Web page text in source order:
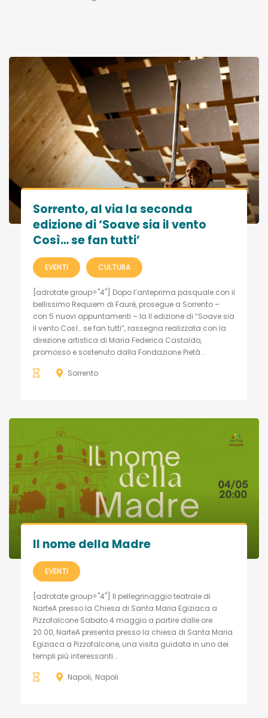
Sorrento, al via la seconda
edizione di ‘Soave sia il vento
Così… se fan tutti’
EVENTI CULTURA
[adrotate group="4"] Dopo l’anteprima pasquale con il
bellissimo Requiem di Fauré, prosegue a Sorrento –
con 5 nuovi appuntamenti – la II edizione di “Soave sia
il vento Così… se fan tutti”, rassegna realizzata con la
direzione artistica di Maria Federica Castaldo,
promosso e sostenuto dalla Fondazione Pietà...
Sorrento
Il nome della Madre
EVENTI
[adrotate group="4"] Il pellegrinaggio teatrale di
NarteA presso la Chiesa di Santa Maria Egiziaca a
Pizzofalcone Sabato 4 maggio a partire dalle ore
20.00, NarteA presenta presso la chiesa di Santa Maria
Egiziaca a Pizzofalcone, una visita guidata in uno dei
templi più interessanti...
Napoli Napoli